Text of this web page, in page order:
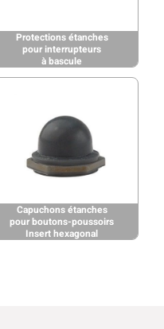
Protections étanches
pour interrupteurs
à bascule
Capuchons étanches
pour boutons-poussoirs
Insert hexagonal